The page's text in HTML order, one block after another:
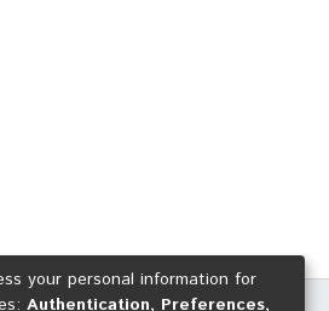
your personal information for
Authentication, Preferences,